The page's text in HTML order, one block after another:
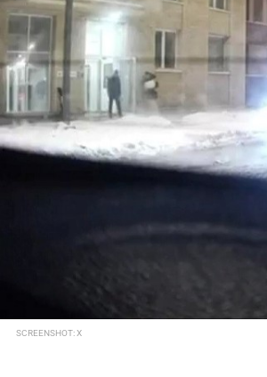
SCREENSHOT: X